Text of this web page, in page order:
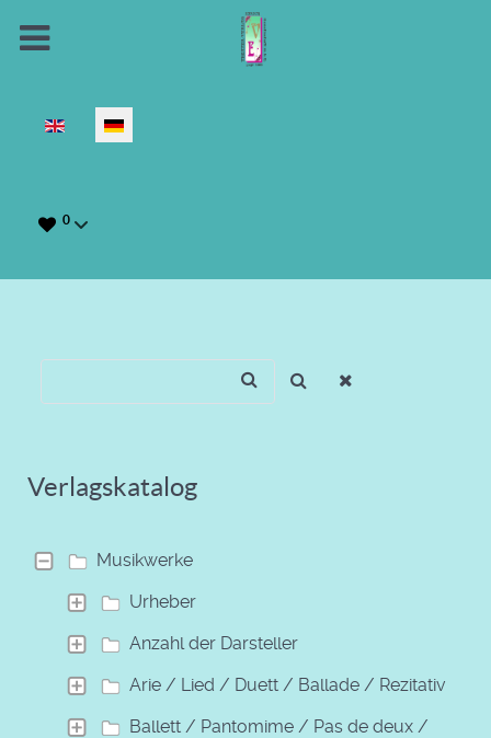
Sprache auswählen
0
Verlagskatalog
Musikwerke
Urheber
Anzahl der Darsteller
Arie / Lied / Duett / Ballade / Rezitativ
Ballett / Pantomime / Pas de deux /